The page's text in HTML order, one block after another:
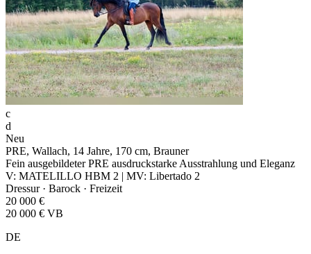
c
d
Neu
PRE, Wallach, 14 Jahre, 170 cm, Brauner
Fein ausgebildeter PRE ausdruckstarke Ausstrahlung und Eleganz
V: MATELILLO HBM 2 | MV: Libertado 2
Dressur · Barock · Freizeit
20 000 €
20 000 € VB
DE